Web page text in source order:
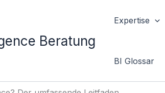
Beratung
Expertise
BI Glossar